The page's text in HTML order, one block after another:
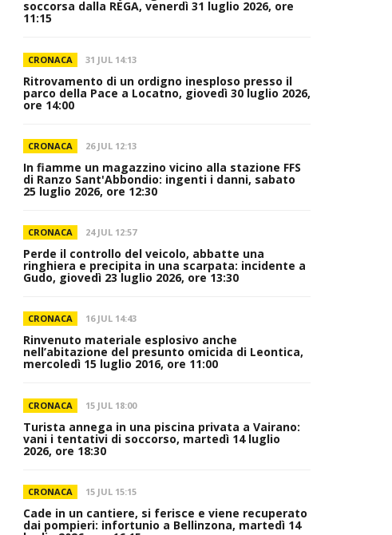
soccorsa dalla REGA, venerdì 31 luglio 2026, ore
11:15
CRONACA 31 JUL 14:13
Ritrovamento di un ordigno inesploso presso il
parco della Pace a Locatno, giovedì 30 luglio 2026,
ore 14:00
CRONACA 26 JUL 12:13
In fiamme un magazzino vicino alla stazione FFS
di Ranzo Sant'Abbondio: ingenti i danni, sabato
25 luglio 2026, ore 12:30
CRONACA 24 JUL 12:57
Perde il controllo del veicolo, abbatte una
ringhiera e precipita in una scarpata: incidente a
Gudo, giovedì 23 luglio 2026, ore 13:30
CRONACA 16 JUL 14:43
Rinvenuto materiale esplosivo anche
nell’abitazione del presunto omicida di Leontica,
mercoledì 15 luglio 2016, ore 11:00
CRONACA 15 JUL 18:00
Turista annega in una piscina privata a Vairano:
vani i tentativi di soccorso, martedì 14 luglio
2026, ore 18:30
CRONACA 15 JUL 15:15
Cade in un cantiere, si ferisce e viene recuperato
dai pompieri: infortunio a Bellinzona, martedì 14